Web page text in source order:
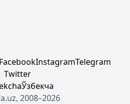
FacebookInstagramTelegram
Twitter
Ўзбекча
2008–2026